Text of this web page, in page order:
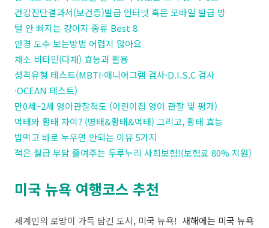
건강진단결과서(보건증)발급 인터넷 혹은 모바일 발급 방
털 안 빠지는 강아지 종류 Best 8
안경 도수 보는방법 어렵지 않아요
채소 비타민(다채) 효능과 활용
성격유형 테스트(MBTI·애니어그램 검사·D.I.S.C 검사
·OCEAN 테스트)
만0세~2세 영아관찰척도 (어린이집 영아 관찰 및 평가)
먹태와 황태 차이? (명태&황태&먹태) 그리고, 황태 효능
밥먹고 바로 누우면 안되는 이유 5가지
적은 월급 부담 줄여주는 두루누리 사회보험!(보험료 80% 지원)
미국 뉴욕 여행코스 추천
세계인의 로망이 가득 담긴 도시, 미국 뉴욕! 새해에는 미국 뉴욕